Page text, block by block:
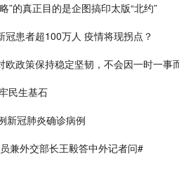
”的真正目的是企图搞印太版“北约”
冠患者超100万人 疫情将现拐点？
欧政策保持稳定坚韧，不会因一时一事
民生基石
新冠肺炎确诊病例
兼外交部长王毅答中外记者问#